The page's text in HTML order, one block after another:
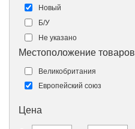
Новый
Б/У
Не указано
Местоположение товаров
Великобритания
Европейский союз
Цена